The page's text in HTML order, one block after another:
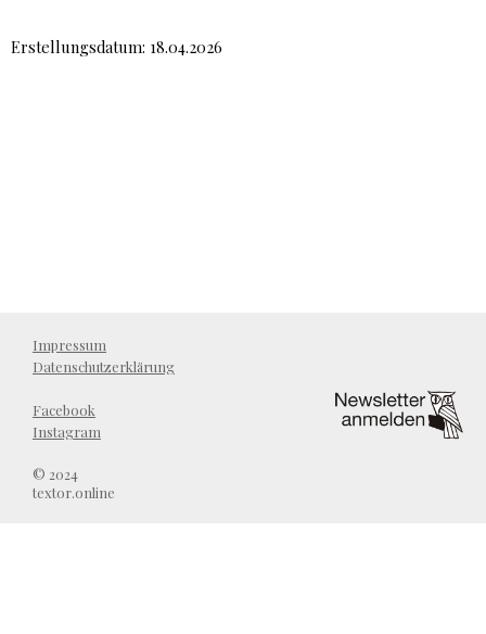
Erstellungsdatum: 18.04.2026
Impressum
Datenschutzerklärung
Facebook
Instagram
© 2024
textor.online